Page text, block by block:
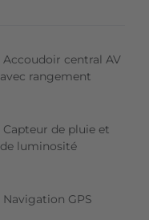
Accoudoir central AV
avec rangement
Capteur de pluie et
de luminosité
Navigation GPS